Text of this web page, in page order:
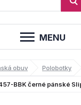
MENU
obuv Polobotky
BBK černé pánské